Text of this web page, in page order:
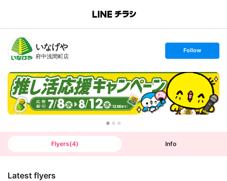
B
n
T
いなげや
府中浅間町店
s
t
o
Follow
Flyers(4) Info
Latest flyers